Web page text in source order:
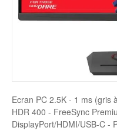
Disque SSD
Ecran PC 2.5K - 1 ms (gris
HDR 400 - FreeSync
DisplayPort/HDMI/USB-C -